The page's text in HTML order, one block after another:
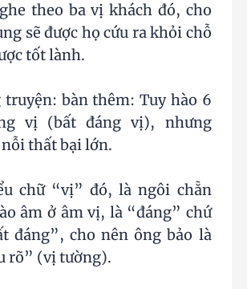
theo ba vị khách đó, cho
sẽ được họ cứu ra khỏi chỗ
tốt lành.
truyện: bàn thêm: Tuy hào 6
vị (bất đáng vị), nhưng
thất bại lớn.
chữ “vị” đó, là ngôi chẵn
âm ở âm vị, là “đáng” chứ
đáng”, cho nên ông bảo là
rõ” (vị tường).